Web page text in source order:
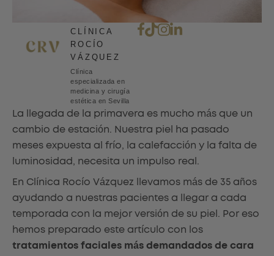
CLÍNICA
ROCÍO
VÁZQUEZ
Clínica
especializada en
medicina y cirugía
estética en Sevilla
La llegada de la primavera es mucho más que un
cambio de estación. Nuestra piel ha pasado
meses expuesta al frío, la calefacción y la falta de
luminosidad, necesita un impulso real.
En Clínica Rocío Vázquez llevamos más de 35 años
ayudando a nuestras pacientes a llegar a cada
temporada con la mejor versión de su piel. Por eso
hemos preparado este artículo con los
tratamientos faciales más demandados de cara